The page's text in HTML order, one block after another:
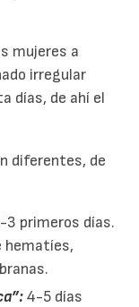
mujeres a
irregular
días, de ahí el
diferentes, de
3 primeros días.
hematíes,
4-5 días